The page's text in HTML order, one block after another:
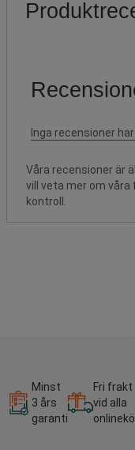
Våra recensioner är
vill veta mer om
kontroll.
Minst
3 års
garanti
Fri frakt
vid alla